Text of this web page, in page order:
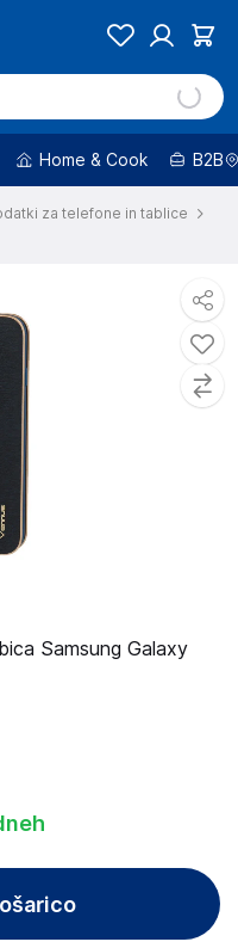
Home & Cook B2B
za telefone in tablice
Samsung Galaxy